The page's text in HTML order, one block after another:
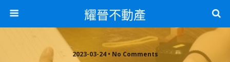
耀晉不動產
2023-03-24 • No Comments